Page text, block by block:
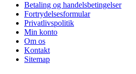
Betaling og handelsbetingelser
Fortrydelsesformular
Privatlivspolitik
Min konto
Om os
Kontakt
Sitemap